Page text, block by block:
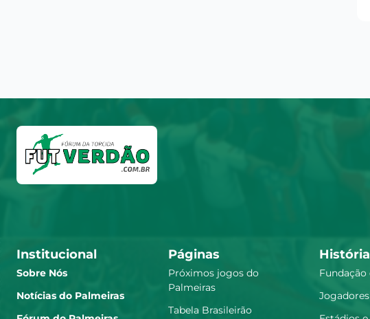
Institucional
Sobre Nós
Notícias do Palmeiras
Páginas
Próximos jogos do
Palmeiras
Tabela Brasileirão